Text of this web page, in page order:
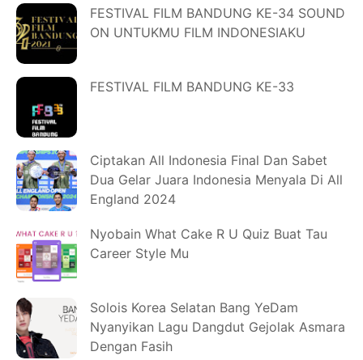
FESTIVAL FILM BANDUNG KE-34 SOUND
ON UNTUKMU FILM INDONESIAKU
FESTIVAL FILM BANDUNG KE-33
Ciptakan All Indonesia Final Dan Sabet
Dua Gelar Juara Indonesia Menyala Di All
England 2024
Nyobain What Cake R U Quiz Buat Tau
Career Style Mu
Solois Korea Selatan Bang YeDam
Nyanyikan Lagu Dangdut Gejolak Asmara
Dengan Fasih